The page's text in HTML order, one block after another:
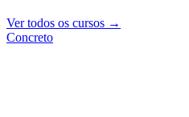
Ver todos os cursos →
Concreto